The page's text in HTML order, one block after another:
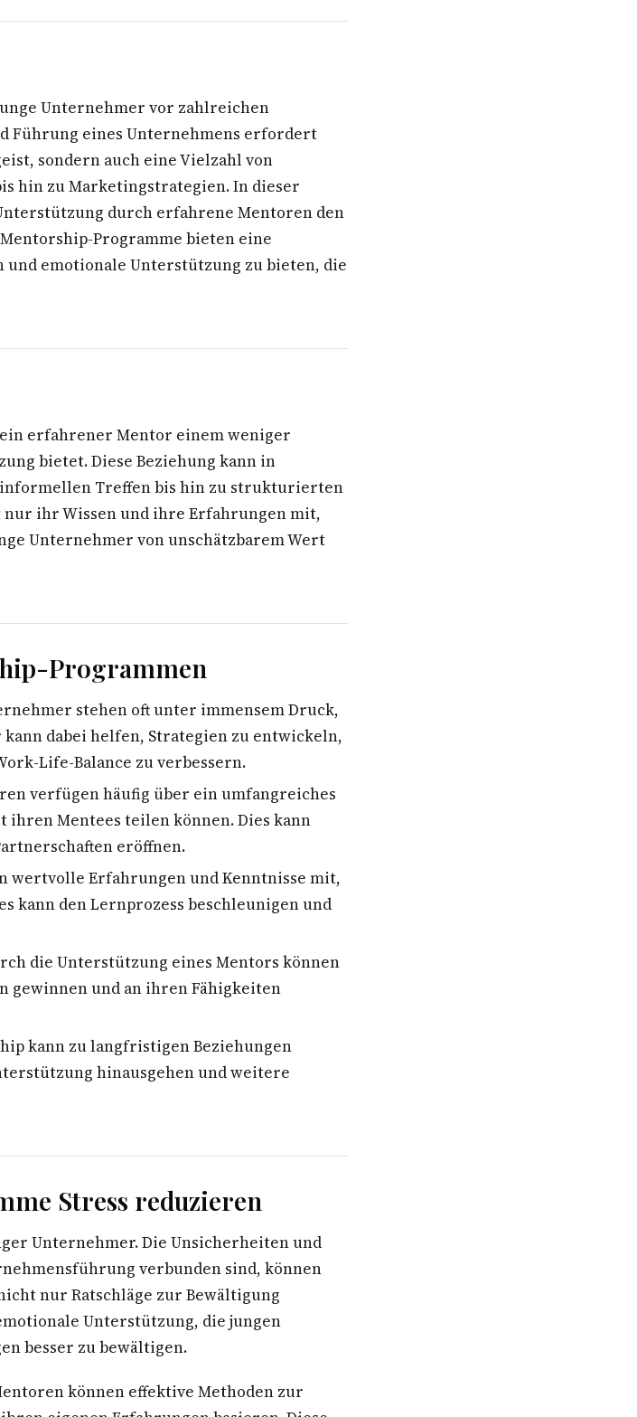
Unternehmer vor zahlreichen
Führung eines Unternehmens erfordert
sondern auch eine Vielzahl von
hin zu Marketingstrategien. In dieser
durch erfahrene Mentoren den
Programme bieten eine
emotionale Unterstützung zu bieten, die
erfahrener Mentor einem weniger
bietet. Diese Beziehung kann in
Treffen bis hin zu strukturierten
ihr Wissen und ihre Erfahrungen mit,
Unternehmer von unschätzbarem Wert
Programmen
stehen oft unter immensem Druck,
dabei helfen, Strategien zu entwickeln,
Life-Balance zu verbessern.
verfügen häufig über ein umfangreiches
ihren Mentees teilen können. Dies kann
eröffnen.
wertvolle Erfahrungen und Kenntnisse mit,
kann den Lernprozess beschleunigen und
die Unterstützung eines Mentors können
gewinnen und an ihren Fähigkeiten
kann zu langfristigen Beziehungen
hinausgehen und weitere
Stress reduzieren
Unternehmer. Die Unsicherheiten und
verbunden sind, können
nur Ratschläge zur Bewältigung
Unterstützung, die jungen
besser zu bewältigen.
können effektive Methoden zur